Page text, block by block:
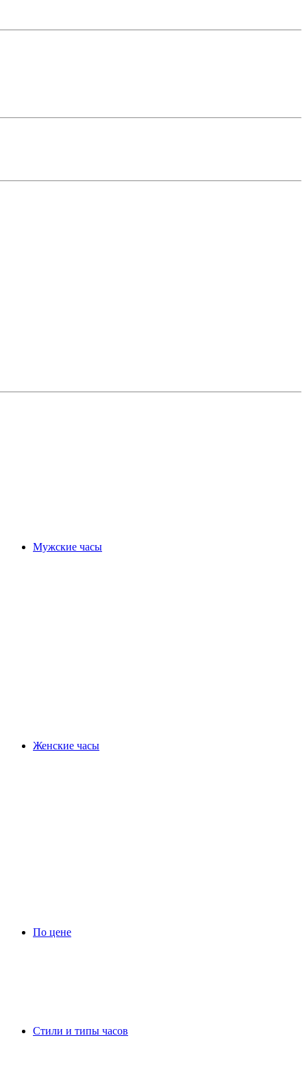
Мужские часы
Женские часы
По цене
Стили и типы часов